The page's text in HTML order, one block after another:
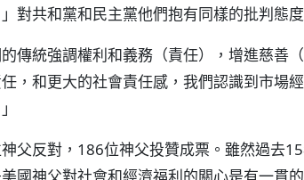
對共和黨和民主黨他們抱有同樣的批判態度
傳統強調權利和義務（責任），增進慈善
，和更大的社會責任感，我們認識到市場
父反對，186位神父投贊成票。雖然過去